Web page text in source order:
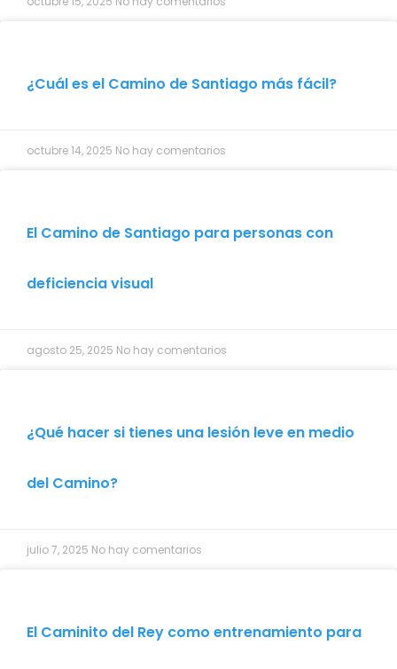
¿Cuál es el Camino de Santiago más fácil?
octubre 14, 2025 No hay comentarios
El Camino de Santiago para personas con
deficiencia visual
agosto 25, 2025 No hay comentarios
¿Qué hacer si tienes una lesión leve en medio
del Camino?
julio 7, 2025 No hay comentarios
El Caminito del Rey como entrenamiento para